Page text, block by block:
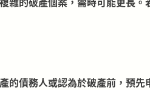
債務人或認為於破產前，預